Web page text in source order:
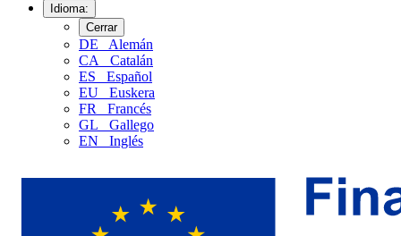
Idioma:
Cerrar
DE
Alemán
CA
Catalán
ES
Español
EU
Euskera
FR
Francés
GL
Gallego
EN
Inglés